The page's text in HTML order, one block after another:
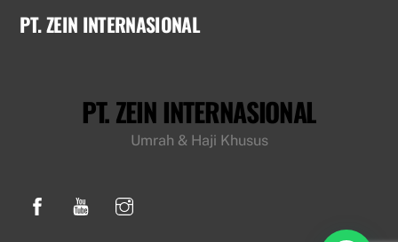
PT. ZEIN INTERNASIONAL
PT. ZEIN INTERNASIONAL
Umrah & Haji Khusus